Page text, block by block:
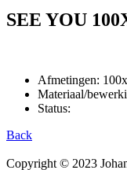
SEE YOU
Afmetingen:
Materiaal/
Status:
Back
Copyright © 2023